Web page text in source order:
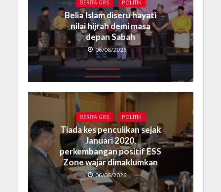
BERITA GRS POLITIK
Belia Islam diseru hayati
nilai hijrah demi masa
depan Sabah
06/08/2026
BERITA GRS POLITIK
Tiada kes penculikan sejak
Januari 2020,
perkembangan positif ESS
Zone wajar dimaklumkan
06/08/2026